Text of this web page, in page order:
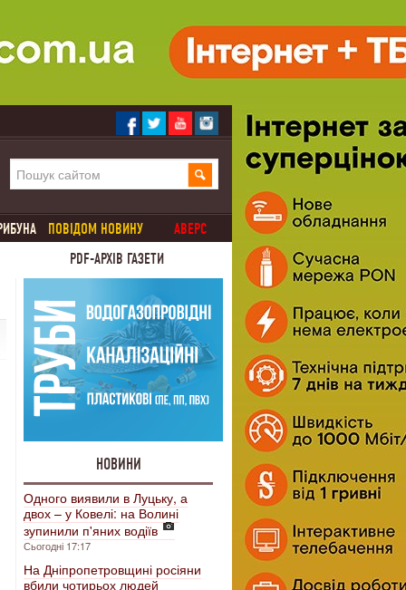
ПОВІДОМ НОВИНУ
АВЕРС
PDF-АРХІВ ГАЗЕТИ
НОВИНИ
Одного виявили в Луцьку, а
двох – у Ковелі: на Волині
зупинили п'яних водіїв
Сьогодні 17:17
На Дніпропетровщині росіяни
вбили чотирьох людей